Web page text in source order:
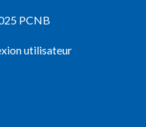
PCNB
utilisateur